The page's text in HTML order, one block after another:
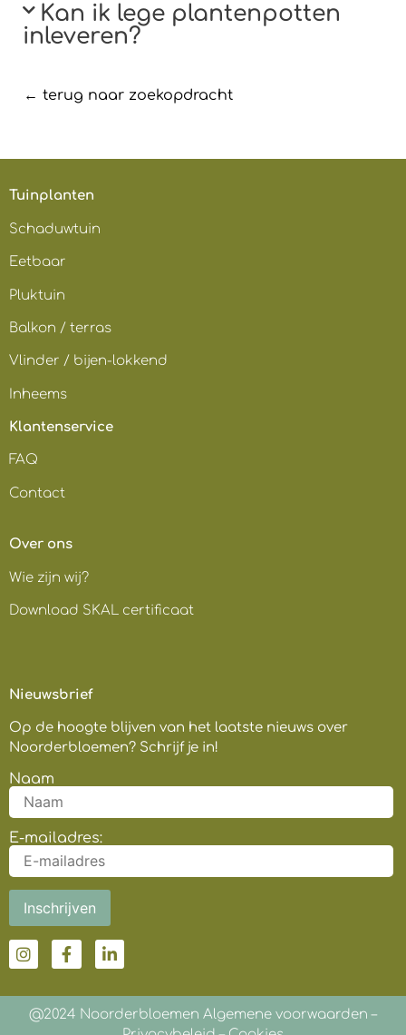
Kan ik lege plantenpotten
inleveren?​
← terug naar zoekopdracht
Tuinplanten
Schaduwtuin
Eetbaar
Pluktuin
Balkon / terras
Vlinder / bijen-lokkend
Inheems
Klantenservice
FAQ
Contact
Over ons
Wie zijn wij?
Download SKAL certificaat
Nieuwsbrief
Op de hoogte blijven van het laatste nieuws over
Noorderbloemen? Schrijf je in!
Naam
E-mailadres:
@2024 Noorderbloemen Algemene voorwaarden –